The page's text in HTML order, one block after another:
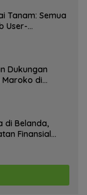
Tanam: Semua
User-
Dukungan
Maroko di
di Belanda,
Finansial